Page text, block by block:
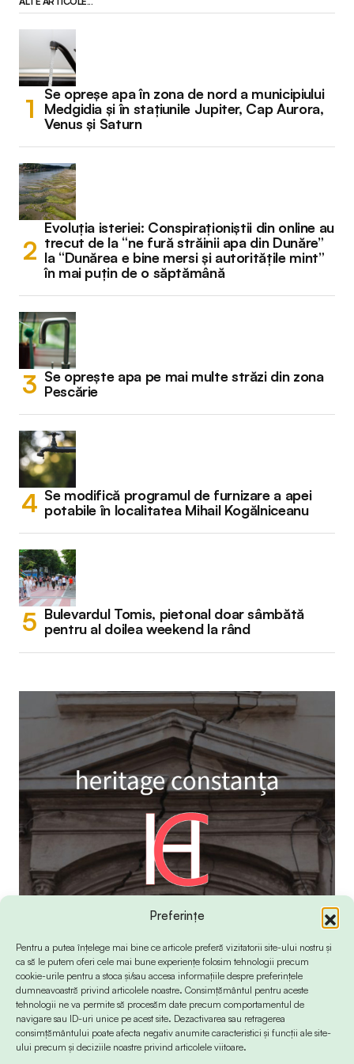
Preferințe
Pentru a putea înțelege mai bine ce articole preferă vizitatorii site-ului nostru și
ca să le putem oferi cele mai bune experiențe folosim tehnologii precum
cookie-urile pentru a stoca și/sau accesa informațiile despre preferințele
dumneavoastră privind articolele noastre. Consimțământul pentru aceste
tehnologii ne va permite să procesăm date precum comportamentul de
navigare sau ID-uri unice pe acest site. Dezactivarea sau retragerea
consimțământului poate afecta negativ anumite caracteristici și funcții ale site-
ului precum și deciziile noastre privind articolele viitoare.
Se opreșe apa în zona de nord a municipiului
Medgidia și în stațiunile Jupiter, Cap Aurora,
Venus și Saturn
Evoluția isteriei: Conspiraționiștii din online au
trecut de la “ne fură străinii apa din Dunăre”
la “Dunărea e bine mersi și autoritățile mint”
în mai puțin de o săptămână
Se oprește apa pe mai multe străzi din zona
Pescărie
Se modifică programul de furnizare a apei
potabile în localitatea Mihail Kogălniceanu
Bulevardul Tomis, pietonal doar sâmbătă
pentru al doilea weekend la rând